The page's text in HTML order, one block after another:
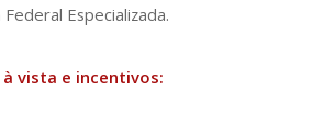
Especializada.
vista e incentivos: